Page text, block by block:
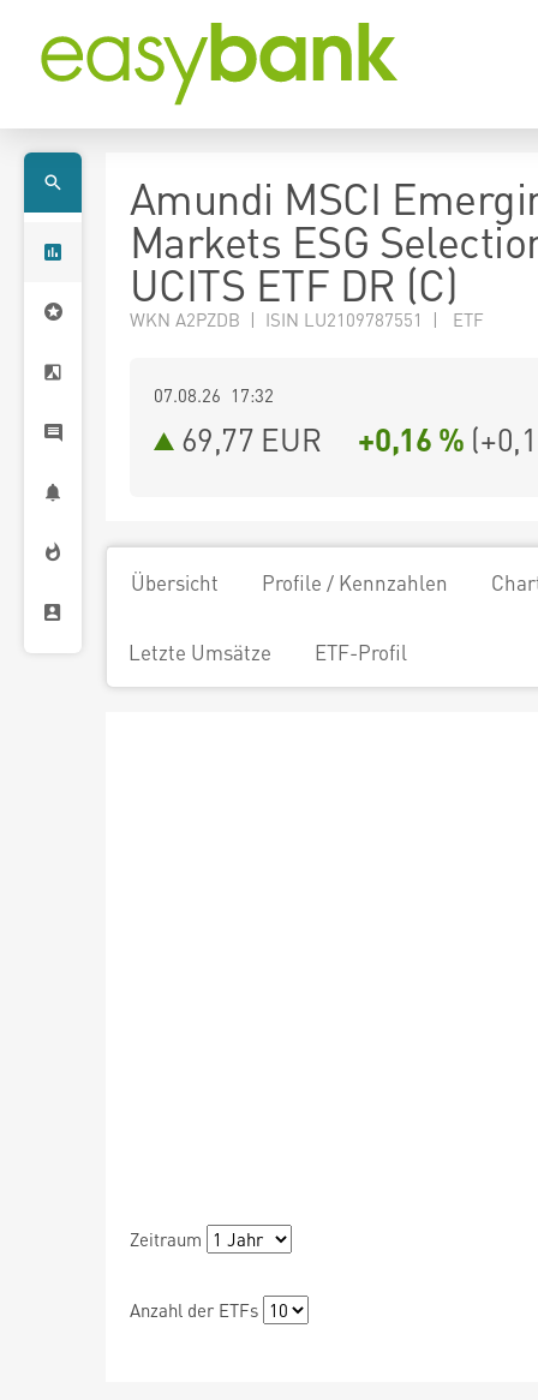
Amundi MSCI
Markets ESG
UCITS ETF DR (C)
WKN A2PZDB | ISIN LU2109787551 | ETF
07.08.26 17:32
69,77 EUR +0,16 % (
Übersicht Profile / Kennzahlen
Letzte Umsätze ETF-Profil
Zeitraum
Anzahl der ETFs